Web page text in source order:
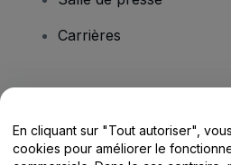
Carrières
Centre d'assistance /
En cliquant sur "Tout autoriser",
cookies pour améliorer le